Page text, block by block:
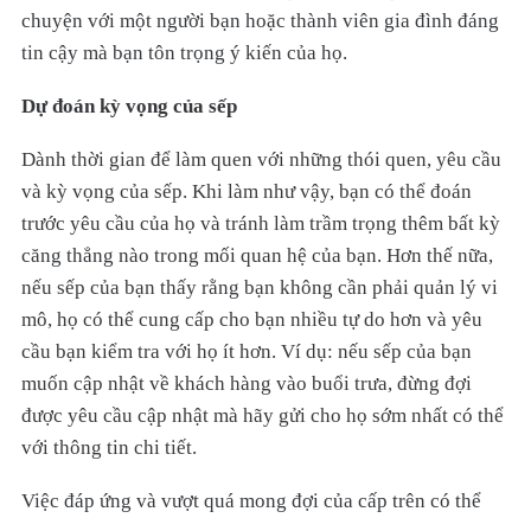
chuyện với một người bạn hoặc thành viên gia đình đáng
tin cậy mà bạn tôn trọng ý kiến ​​của họ.
Dự đoán kỳ vọng của sếp
Dành thời gian để làm quen với những thói quen, yêu cầu
và kỳ vọng của sếp. Khi làm như vậy, bạn có thể đoán
trước yêu cầu của họ và tránh làm trầm trọng thêm bất kỳ
căng thẳng nào trong mối quan hệ của bạn. Hơn thế nữa,
nếu sếp của bạn thấy rằng bạn không cần phải quản lý vi
mô, họ có thể cung cấp cho bạn nhiều tự do hơn và yêu
cầu bạn kiểm tra với họ ít hơn. Ví dụ: nếu sếp của bạn
muốn cập nhật về khách hàng vào buổi trưa, đừng đợi
được yêu cầu cập nhật mà hãy gửi cho họ sớm nhất có thể
với thông tin chi tiết.
Việc đáp ứng và vượt quá mong đợi của cấp trên có thể